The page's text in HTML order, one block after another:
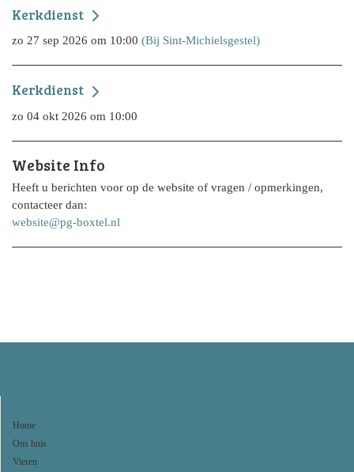
Kerkdienst
zo 27 sep 2026 om 10:00 (Bij Sint-Michielsgestel)
Kerkdienst
zo 04 okt 2026 om 10:00
Website Info
Heeft u berichten voor op de website of vragen / opmerkingen,
contacteer dan:
website@pg-boxtel.nl
Home
Ons huis
Vieren